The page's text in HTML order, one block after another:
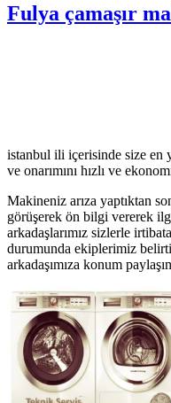
Fulya çamaşır
istanbul ili içerisinde size en
ve onarımını hızlı ve
Makineniz arıza yaptıktan
görüşerek ön bilgi vererek
arkadaşlarımız sizlerle
durumunda ekiplerimiz
arkadaşımıza konum